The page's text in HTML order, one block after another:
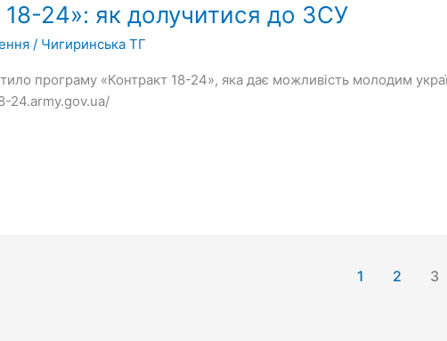
18-24»: як долучитися до ЗСУ
/ Чигиринська ТГ
програму «Контракт 18-24», яка дає можливість молодим
24.army.gov.ua/
1 2 3